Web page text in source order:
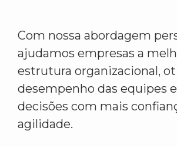
Com nossa abordagem
ajudamos empresas a
estrutura organizacional,
desempenho das equipes
decisões com mais
agilidade.